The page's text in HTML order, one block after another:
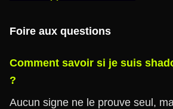
Foire aux questions
Comment savoir si je suis
?
Aucun signe ne le prouve seul,